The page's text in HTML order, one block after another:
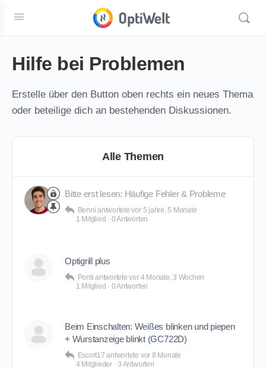
Hilfe bei Problemen
Erstelle über den Button oben rechts ein neues Thema
oder beteilige dich an bestehenden Diskussionen.
Alle Themen
Bitte erst lesen: Häufige Fehler & Probleme
Benni antwortetevor 5 jahre, 5 Monate
1 Mitglied · 0 Antworten
Optigrill plus
Ponti antwortetevor 4 Monate, 3 Wochen
1 Mitglied · 0 Antworten
Beim Einschalten: Weißes blinken und piepen
+ Wurstanzeige blinkt (GC722D)
Escort17 antwortete vor 8 Monate
4 Mitglieder · 3 Antworten